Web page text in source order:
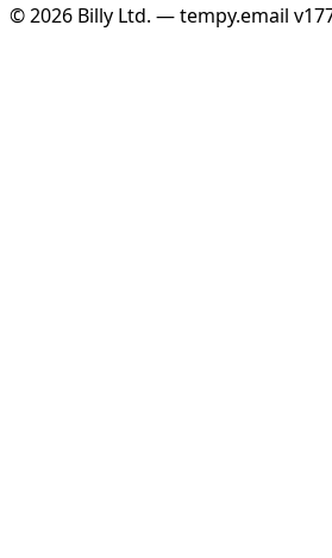
© 2026 Billy Ltd. — tempy.email